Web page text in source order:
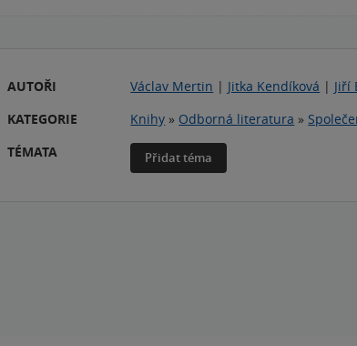
AUTOŘI Václav Mertin | Jitka Kendíková | Jiří
KATEGORIE
Knihy » Odborná literatura »
TÉMATA
Přidat téma